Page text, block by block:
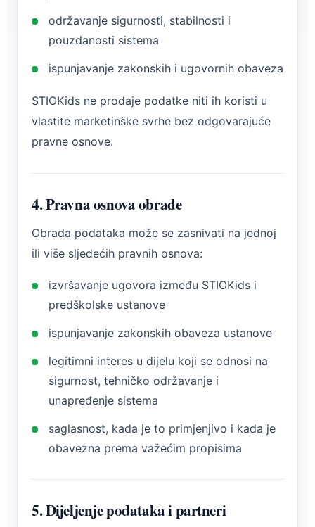
održavanje sigurnosti, stabilnosti i
pouzdanosti sistema
ispunjavanje zakonskih i ugovornih obaveza
STIOKids ne prodaje podatke niti ih koristi u
vlastite marketinške svrhe bez odgovarajuće
pravne osnove.
4. Pravna osnova obrade
Obrada podataka može se zasnivati na jednoj
ili više sljedećih pravnih osnova:
izvršavanje ugovora između STIOKids i
predškolske ustanove
ispunjavanje zakonskih obaveza ustanove
legitimni interes u dijelu koji se odnosi na
sigurnost, tehničko održavanje i
unapređenje sistema
saglasnost, kada je to primjenjivo i kada je
obavezna prema važećim propisima
5. Dijeljenje podataka i partneri